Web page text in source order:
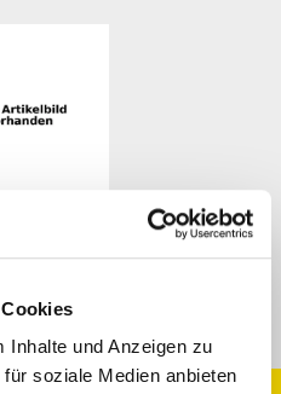
Inhalte und Anzeigen zu
soziale Medien anbieten